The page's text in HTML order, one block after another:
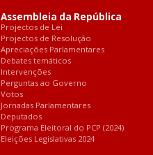
Assembleia da República
Projectos de Lei
Projectos de Resolução
Apreciações Parlamentares
Debates temáticos
Intervenções
Perguntas ao Governo
Votos
Jornadas Parlamentares
Deputados
Programa Eleitoral do PCP (2024)
Eleições Legislativas 2024